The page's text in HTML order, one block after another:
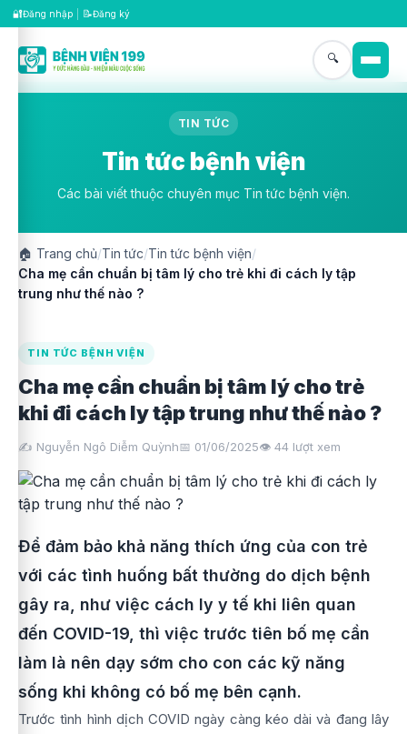
🔐Đăng nhập 📝Đăng ký
🔍
TIN TỨC
Tin tức bệnh viện
Các bài viết thuộc chuyên mục Tin tức bệnh viện.
🏠 Trang chủ/Tin tức/Tin tức bệnh viện/
Cha mẹ cần chuẩn bị tâm lý cho trẻ khi đi cách ly tập
trung như thế nào ?
TIN TỨC BỆNH VIỆN
Cha mẹ cần chuẩn bị tâm lý cho trẻ
khi đi cách ly tập trung như thế nào ?
✍️ Nguyễn Ngô Diễm Quỳnh📅 01/06/2025👁️ 44 lượt xem
Để đảm bảo khả năng thích ứng của con trẻ
với các tình huống bất thường do dịch bệnh
gây ra, như việc cách ly y tế khi liên quan
đến COVID-19, thì việc trước tiên bố mẹ cần
làm là nên dạy sớm cho con các kỹ năng
sống khi không có bố mẹ bên cạnh.
Trước tình hình dịch COVID ngày càng kéo dài và đang lây